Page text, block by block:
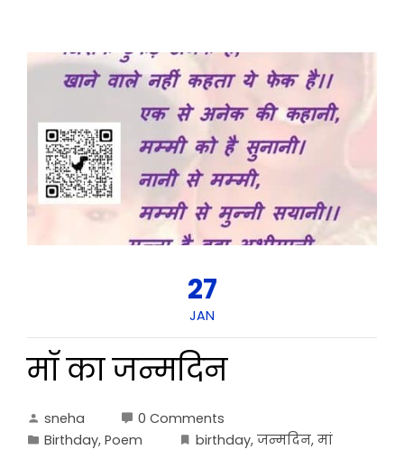
27
JAN
मॉ का जन्मदिन
sneha
0 Comments
Birthday, Poem birthday, जन्मदिन, मां